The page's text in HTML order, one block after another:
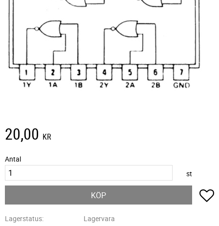
20,00 KR
Antal
st
KÖP
Lagerstatus
Lagervara